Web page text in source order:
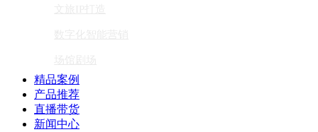
精品案例
产品推荐
直播带货
新闻中心